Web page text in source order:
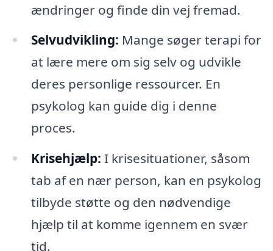
ændringer og finde din vej fremad.
Selvudvikling: Mange søger terapi for
at lære mere om sig selv og udvikle
deres personlige ressourcer. En
psykolog kan guide dig i denne
proces.
Krisehjælp: I krisesituationer, såsom
tab af en nær person, kan en psykolog
tilbyde støtte og den nødvendige
hjælp til at komme igennem en svær
tid.